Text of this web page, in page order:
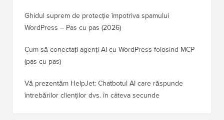
Ghidul suprem de protecție împotriva spamului
WordPress – Pas cu pas (2026)
Cum să conectați agenți AI cu WordPress folosind MCP
(pas cu pas)
Vă prezentăm HelpJet: Chatbotul AI care răspunde
întrebărilor clienților dvs. în câteva secunde